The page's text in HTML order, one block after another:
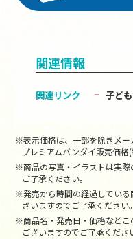
関連情報
関連リンク 子ど
※表示価格は、一部を除きメー
プレミアムバンダイ販売価格(
※商品の写真・イラストは実際
ご了承ください。
※発売から時間の経過している
ざいますのでご了承ください。
※商品名・発売日・価格などこ
ございますのでご了承くださ